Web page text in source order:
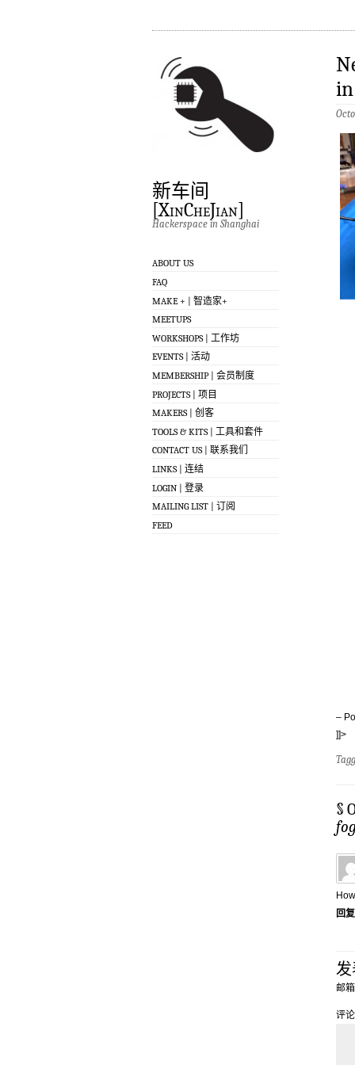
新车间
[XinCheJian]
Hackerspace in Shanghai
ABOUT US
FAQ
MAKE + | 智造家+
MEETUPS
WORKSHOPS | 工作坊
EVENTS | 活动
MEMBERSHIP | 会员制度
PROJECTS | 项目
MAKERS | 创客
TOOLS & KITS | 工具和套件
CONTACT US | 联系我们
LINKS | 连结
LOGIN | 登录
MAILING LIST | 订阅
FEED
–
]]>
§
回复
邮
评论